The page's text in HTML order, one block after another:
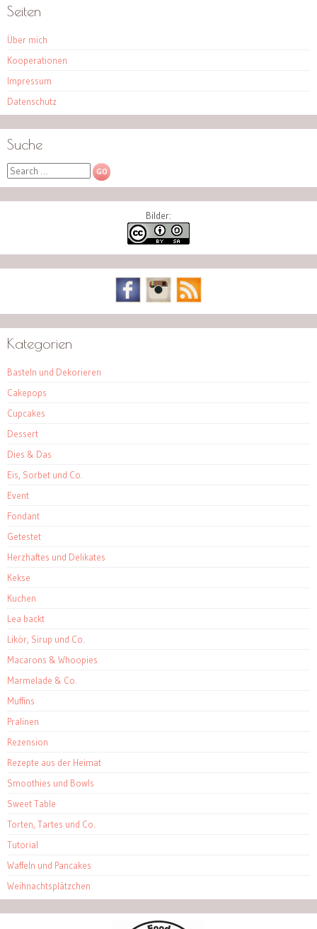
Seiten
Über mich
Kooperationen
Impressum
Datenschutz
Suche
Search
Bilder:
Kategorien
Basteln und Dekorieren
Cakepops
Cupcakes
Dessert
Dies & Das
Eis, Sorbet und Co.
Event
Fondant
Getestet
Herzhaftes und Delikates
Kekse
Kuchen
Lea backt
Likör, Sirup und Co.
Macarons & Whoopies
Marmelade & Co.
Muffins
Pralinen
Rezension
Rezepte aus der Heimat
Smoothies und Bowls
Sweet Table
Torten, Tartes und Co.
Tutorial
Waffeln und Pancakes
Weihnachtsplätzchen